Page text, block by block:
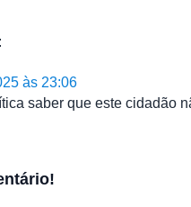
às 23:06
saber que este cidadão